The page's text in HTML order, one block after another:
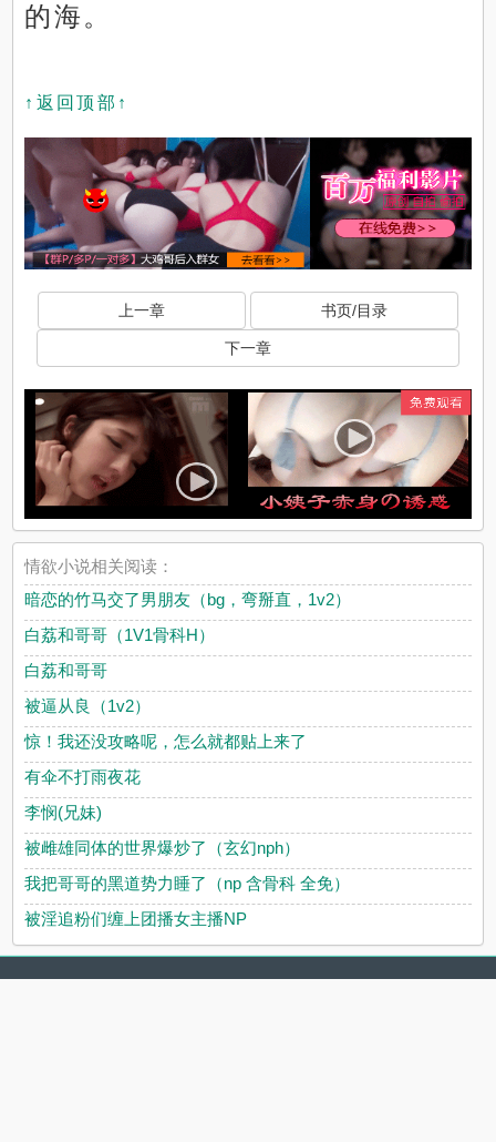
的海。
↑返回顶部↑
上一章 书页/目录
下一章
情欲小说相关阅读：
暗恋的竹马交了男朋友（bg，弯掰直，1v2）
白荔和哥哥（1V1骨科H）
白荔和哥哥
被逼从良（1v2）
惊！我还没攻略呢，怎么就都贴上来了
有伞不打雨夜花
李悯(兄妹)
被雌雄同体的世界爆炒了（玄幻nph）
我把哥哥的黑道势力睡了（np 含骨科 全免）
被淫追粉们缠上团播女主播NP